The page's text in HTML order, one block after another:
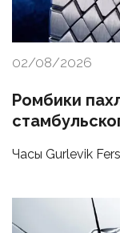
02/08/2026
Ромбики
Часы Gurlevik